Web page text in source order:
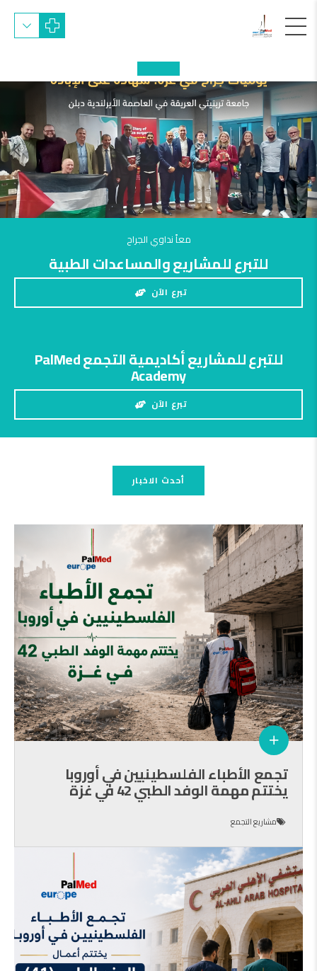
معاً نداوي الجراح
للتبرع للمشاريع والمساعدات الطبية
تبرع الآن
للتبرع للمشاريع أكاديمية التجمع PalMed
Academy
تبرع الآن
أحدث الاخبار
تجمع الأطباء الفلسطينيين في أوروبا
يختتم مهمة الوفد الطبي 42 في غزة
مشاريع التجمع